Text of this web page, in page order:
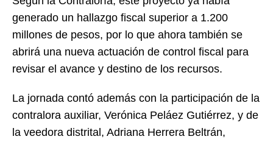
generado un hallazgo fiscal superior a 1.200
millones de pesos, por lo que ahora también se
abrirá una nueva actuación de control fiscal para
revisar el avance y destino de los recursos.
La jornada contó además con la participación de la
contralora auxiliar, Verónica Peláez Gutiérrez, y de
la veedora distrital, Adriana Herrera Beltrán,